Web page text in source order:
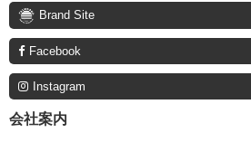
Brand Site
Facebook
Instagram
会社案内